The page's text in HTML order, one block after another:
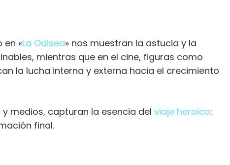
en «La Odisea» nos muestran la astucia y la
mientras que en el cine, figuras como
la lucha interna y externa hacia el crecimiento
medios, capturan la esencia del viaje heroico:
final.